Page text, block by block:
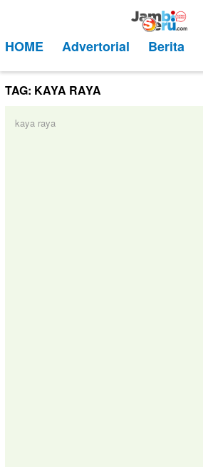
kontenMobile
HOME Advertorial Berita
TAG: KAYA RAYA
kaya raya